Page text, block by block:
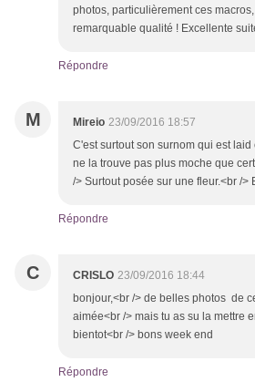
photos, particulièrement ces
remarquable qualité ! Excellente
Répondre
M Mireio 23/09/2016 18:57
C'est surtout son surnom qui est laid
ne la trouve pas plus moche que
/> Surtout posée sur une fleur.<br />
Répondre
C CRISLO 23/09/2016 18:44
bonjour,<br /> de belles photos de
aimée<br /> mais tu as su la mettre
bientot<br /> bons week end
Répondre